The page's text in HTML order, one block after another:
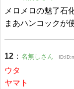
メロメロの魅了石
まあハンコックが
12 ： 名無しさん
ウタ
ヤマト